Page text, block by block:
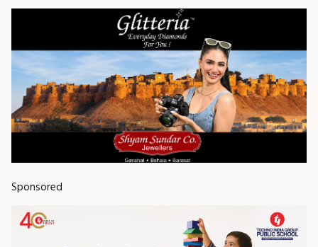
Sponsored